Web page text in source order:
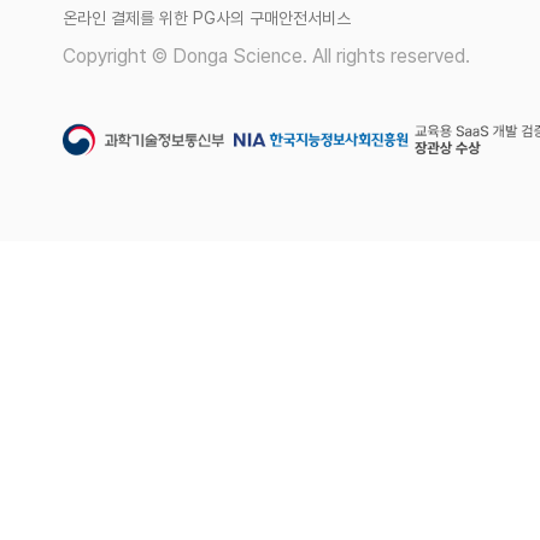
온라인 결제를 위한 PG사의 구매안전서비스
Copyright © Donga Science. All rights reserved.